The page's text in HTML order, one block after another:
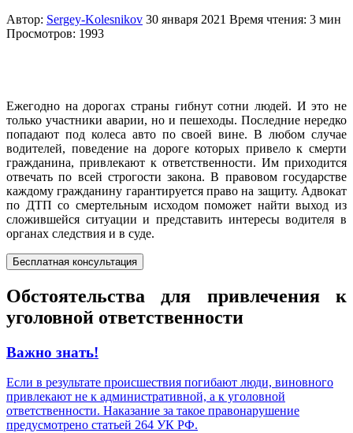
Автор: Sergey-Kolesnikov 30 января 2021 Время чтения: 3 мин
Просмотров: 1993
Ежегодно на дорогах страны гибнут сотни людей. И это не
только участники аварии, но и пешеходы. Последние нередко
попадают под колеса авто по своей вине. В любом случае
водителей, поведение на дороге которых привело к смерти
гражданина, привлекают к ответственности. Им приходится
отвечать по всей строгости закона. В правовом государстве
каждому гражданину гарантируется право на защиту. Адвокат
по ДТП со смертельным исходом поможет найти выход из
сложившейся ситуации и представить интересы водителя в
органах следствия и в суде.
Бесплатная консультация
Обстоятельства для привлечения к
уголовной ответственности
Важно знать!
Если в результате происшествия погибают люди, виновного
привлекают не к административной, а к уголовной
ответственности. Наказание за такое правонарушение
предусмотрено статьей 264 УК РФ.